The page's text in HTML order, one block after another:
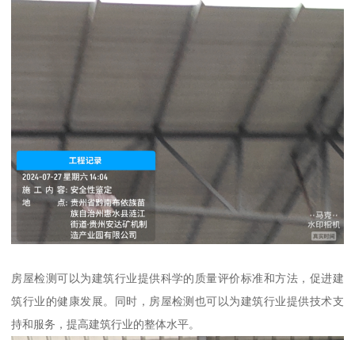
房屋检测可以为建筑行业提供科学的质量评价标准和方法，促进建
筑行业的健康发展。同时，房屋检测也可以为建筑行业提供技术支
持和服务，提高建筑行业的整体水平。